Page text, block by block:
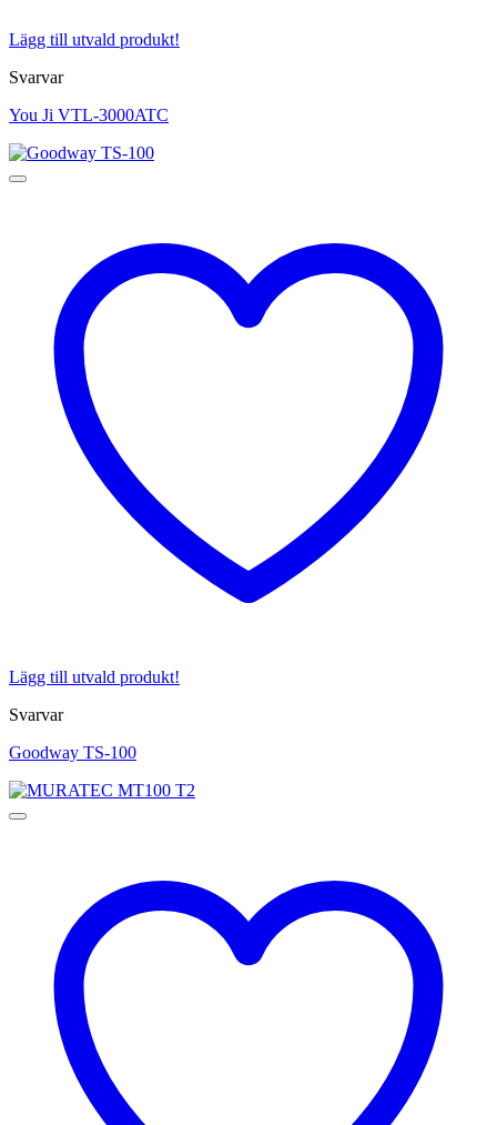
Lägg till utvald produkt!
Svarvar
You Ji VTL-3000ATC
Lägg till utvald produkt!
Svarvar
Goodway TS-100